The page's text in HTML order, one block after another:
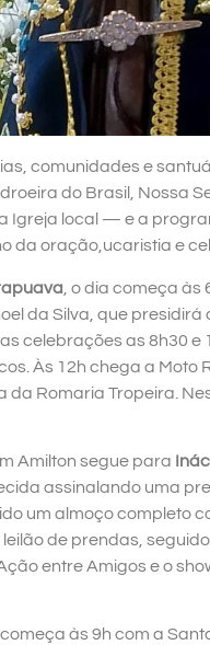
comunidades e
do Brasil, Nossa
Igreja local — e a
da oração,ucaristia e
, o dia começa às
da Silva, que
celebrações as 8h30 e
Às 12h chega a Moto
Romaria Tropeira.
Amilton segue para
assinalando uma
um almoço completo
de prendas,
entre Amigos e o
às 9h com a